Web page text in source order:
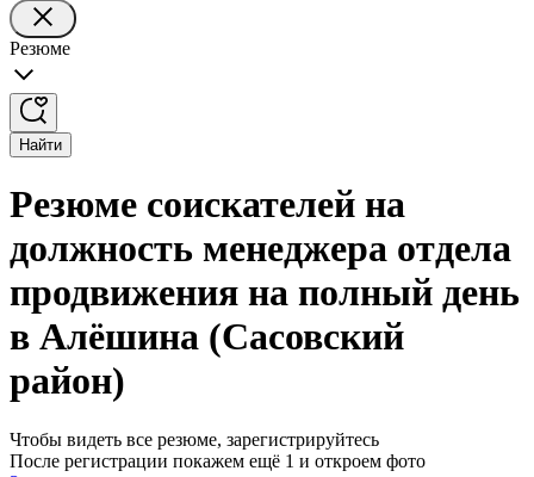
Резюме
Найти
Резюме соискателей на
должность менеджера отдела
продвижения на полный день
в Алёшина (Сасовский
район)
Чтобы видеть все резюме, зарегистрируйтесь
После регистрации покажем ещё 1 и откроем фото